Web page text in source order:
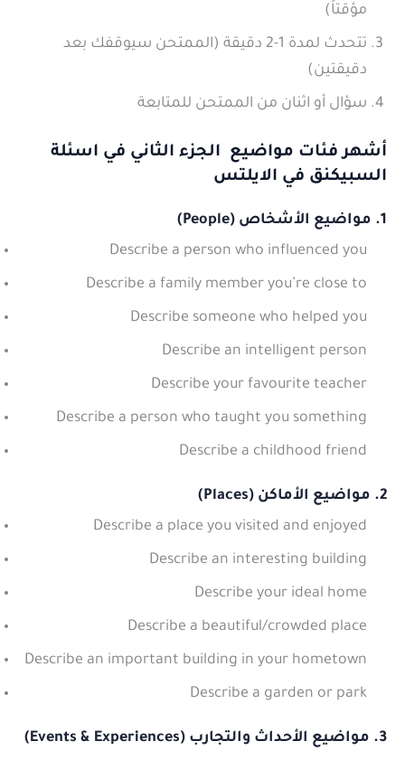
مؤقتاً)
تتحدث لمدة 1-2 دقيقة (الممتحن سيوقفك بعد
دقيقتين)
سؤال أو اثنان من الممتحن للمتابعة
أشهر فئات مواضيع الجزء الثاني في اسئلة
السبيكنق في الايلتس
1. مواضيع الأشخاص (People)
Describe a person who influenced you
Describe a family member you’re close to
Describe someone who helped you
Describe an intelligent person
Describe your favourite teacher
Describe a person who taught you something
Describe a childhood friend
2. مواضيع الأماكن (Places)
Describe a place you visited and enjoyed
Describe an interesting building
Describe your ideal home
Describe a beautiful/crowded place
Describe an important building in your hometown
Describe a garden or park
3. مواضيع الأحداث والتجارب (Events & Experiences)